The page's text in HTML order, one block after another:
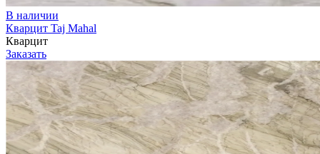
В наличии
Кварцит Taj Mahal
Кварцит
Заказать